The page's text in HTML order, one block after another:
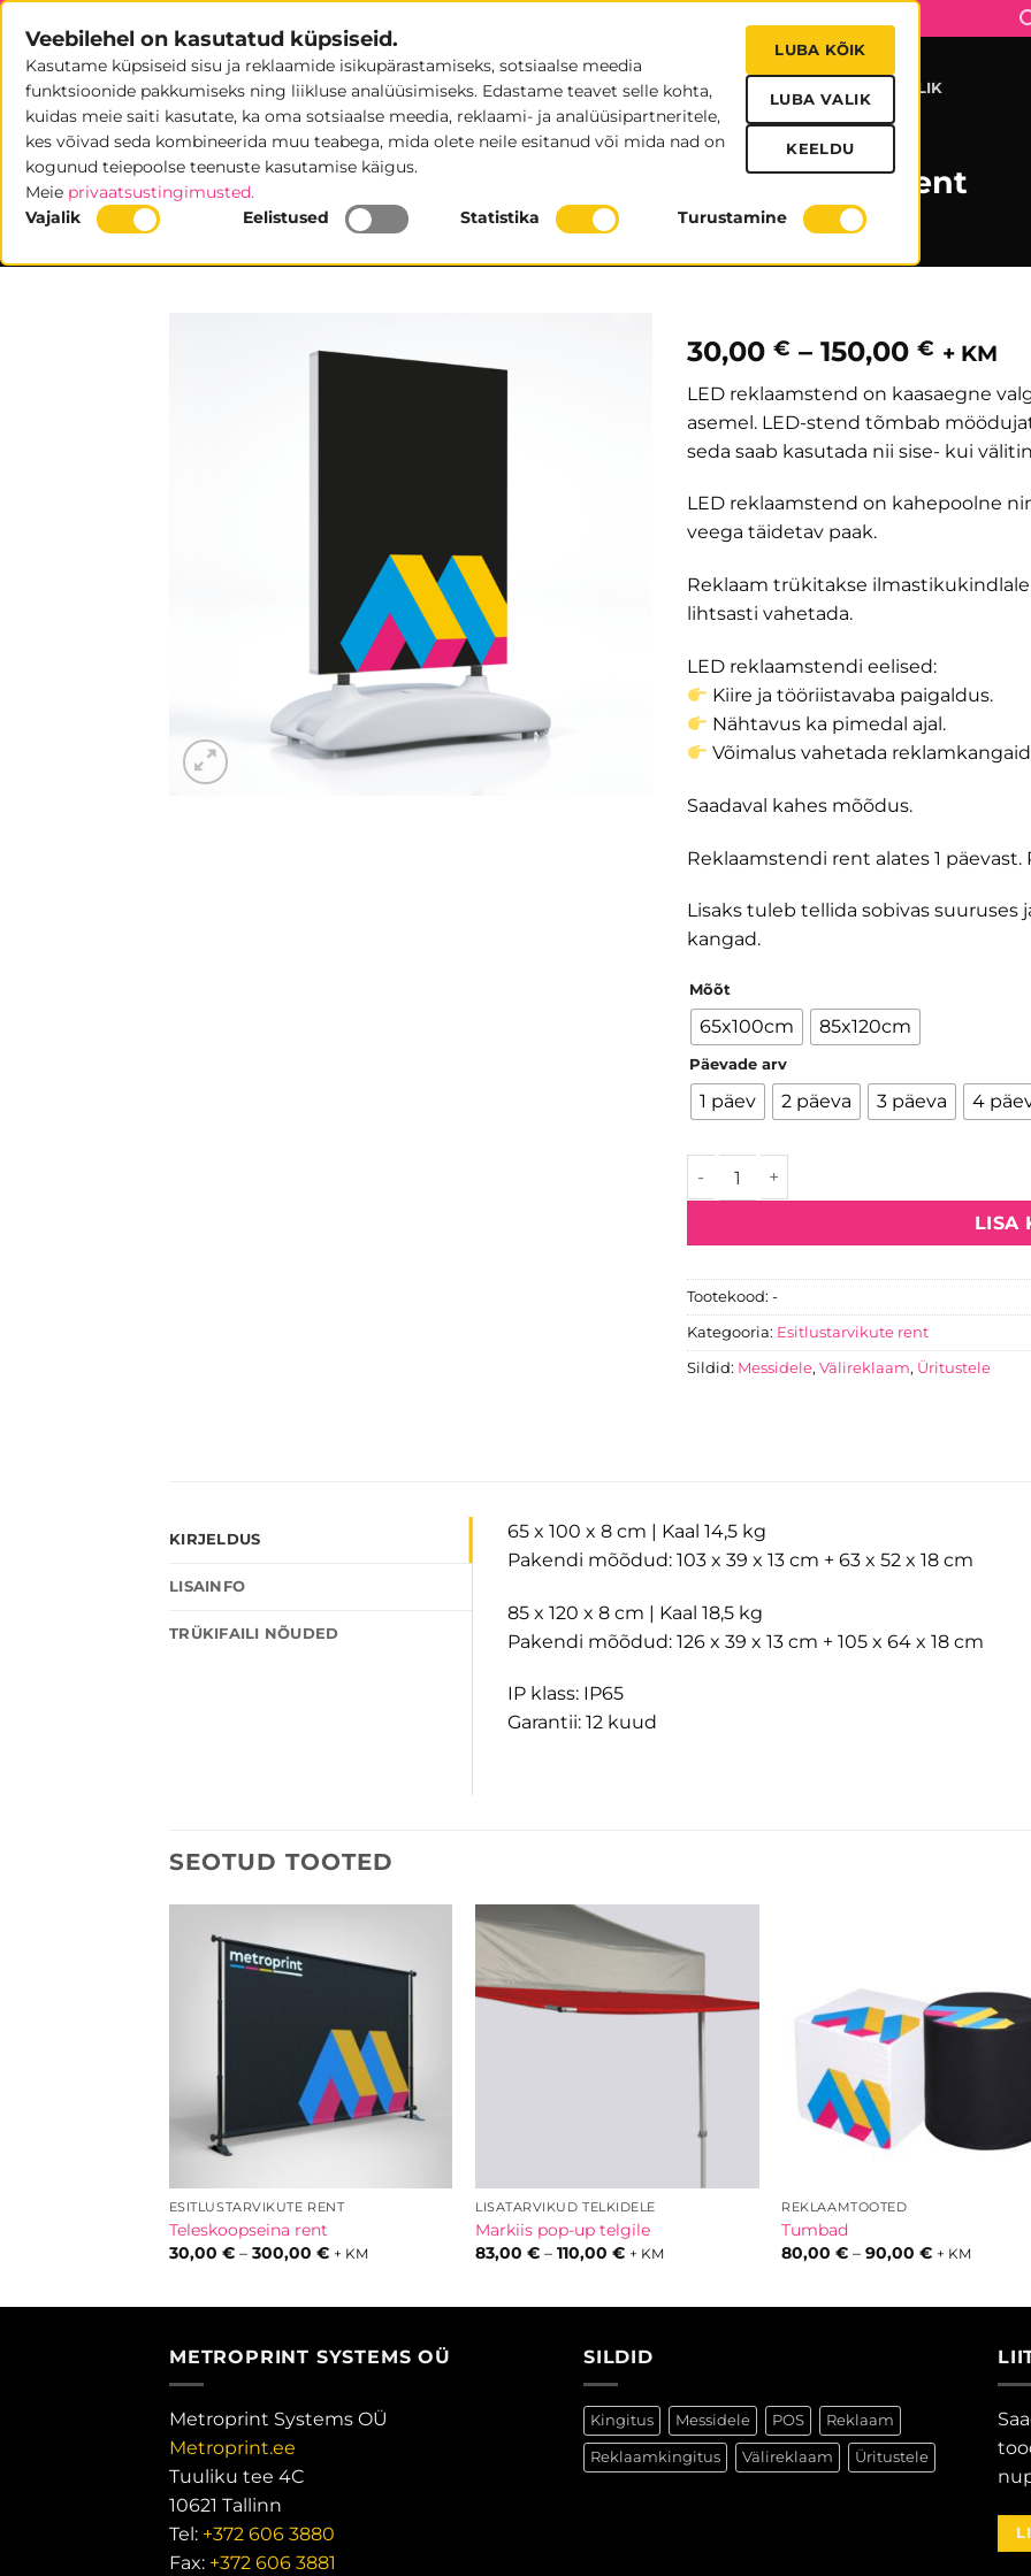
Skip
content
POOD UUDISED MEIST TRÜKIFAILID KASULIK
LED reklaamstendi rent
ESITLUSTARVIKUTE RENT
30,00 € – 150,00 €
kuni
150,00
+ KM
LED reklaamstend on kaasaegne
asemel. LED-stend tõmbab
seda saab kasutada nii sise- kui
LED reklaamstend on kahepoolne
veega täidetav paak.
Reklaam trükitakse
lihtsasti vahetada.
LED reklaamstendi eelised:
Kiire ja tööriistavaba paigaldus.
Nähtavus ka pimedal ajal.
Võimalus vahetada
Saadaval kahes mõõdus.
Reklaamstendi rent alates 1
Lisaks tuleb tellida sobivas
kangad.
Mõõt
65x100cm 85x120cm
Päevade arv
1 päev 2 päeva 3 päeva 4
LISA
Tootekood: -
Kategooria: Esitlustarvikute rent
Sildid: Messidele, Välireklaam, Üritustele
KIRJELDUS
LISAINFO
TRÜKIFAILI NÕUDED
65 x 100 x 8 cm | Kaal 14,5 kg
Pakendi mõõdud: 103 x 39 x 13 cm + 63 x 52 x 18 cm
85 x 120 x 8 cm | Kaal 18,5 kg
Pakendi mõõdud: 126 x 39 x 13 cm + 105 x 64 x 18 cm
IP klass: IP65
Garantii: 12 kuud
SEOTUD TOOTED
ESITLUSTARVIKUTE RENT
Teleskoopseina rent
30,00 € – 300,00 €Hinnavahemik:
+ KM
LISATARVIKUD TELKIDELE
Markiis pop-up telgile
83,00€ – 110,00€Hinnavahemik:
+ KM
REKLAAMTOOTED
Tumbad
80,00€ – 90,00€ + KM
Veebilehel on kasutatud küpsiseid.
Kasutame küpsiseid sisu ja reklaamide isikupärastamiseks, sotsiaalse meedia
funktsioonide pakkumiseks ning liikluse analüüsimiseks. Edastame teavet selle kohta,
kuidas meie saiti kasutate, ka oma sotsiaalse meedia, reklaami- ja analüüsipartneritele,
kes võivad seda kombineerida muu teabega, mida olete neile esitanud või mida nad on
kogunud teiepoolse teenuste kasutamise käigus.
Meie privaatsustingimusted.
LUBA KÕIK
LUBA VALIK
KEELDU
Vajalik Eelistused Statistika Turustamine
METROPRINT SYSTEMS OÜ
Metroprint Systems OÜ
Metroprint.ee
Tuuliku tee 4C
10621 Tallinn
Tel: +372 606 3880
Fax: +372 606 3881
SILDID
Kingitus Messidele POS Reklaam
Reklaamkingitus Välireklaam Üritustele